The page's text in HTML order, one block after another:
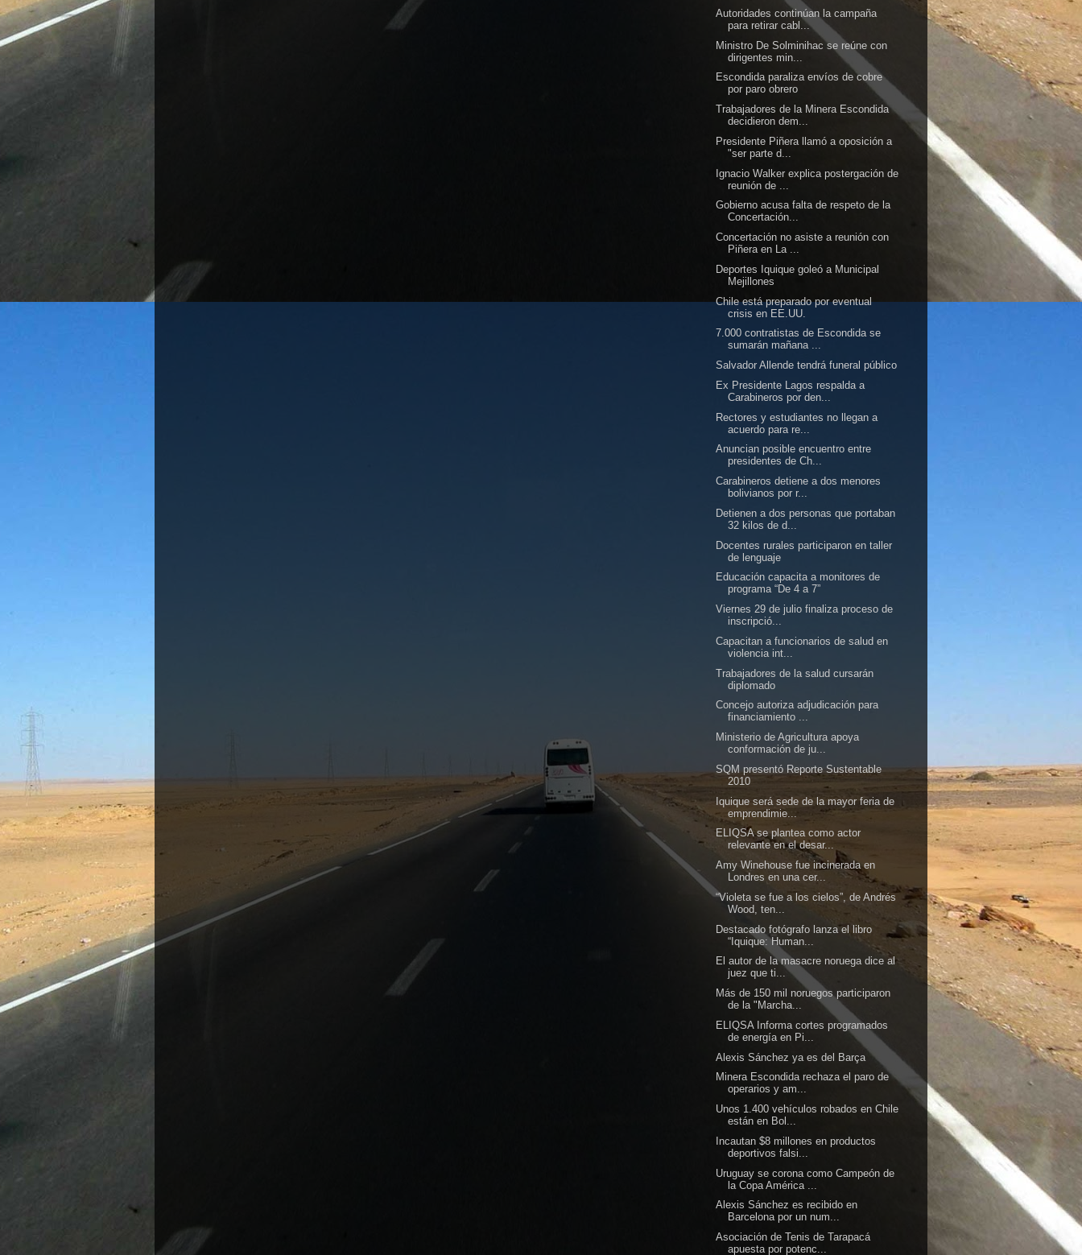
Autoridades continúan la campaña
para retirar cabl...
Ministro De Solminihac se reúne con
dirigentes min...
Escondida paraliza envíos de cobre
por paro obrero
Trabajadores de la Minera Escondida
decidieron dem...
Presidente Piñera llamó a oposición a
"ser parte d...
Ignacio Walker explica postergación de
reunión de ...
Gobierno acusa falta de respeto de la
Concertación...
Concertación no asiste a reunión con
Piñera en La ...
Deportes Iquique goleó a Municipal
Mejillones
Chile está preparado por eventual
crisis en EE.UU.
7.000 contratistas de Escondida se
sumarán mañana ...
Salvador Allende tendrá funeral público
Ex Presidente Lagos respalda a
Carabineros por den...
Rectores y estudiantes no llegan a
acuerdo para re...
Anuncian posible encuentro entre
presidentes de Ch...
Carabineros detiene a dos menores
bolivianos por r...
Detienen a dos personas que portaban
32 kilos de d...
Docentes rurales participaron en taller
de lenguaje
Educación capacita a monitores de
programa “De 4 a 7”
Viernes 29 de julio finaliza proceso de
inscripció...
Capacitan a funcionarios de salud en
violencia int...
Trabajadores de la salud cursarán
diplomado
Concejo autoriza adjudicación para
financiamiento ...
Ministerio de Agricultura apoya
conformación de ju...
SQM presentó Reporte Sustentable
2010
Iquique será sede de la mayor feria de
emprendimie...
ELIQSA se plantea como actor
relevante en el desar...
Amy Winehouse fue incinerada en
Londres en una cer...
“Violeta se fue a los cielos”, de Andrés
Wood, ten...
Destacado fotógrafo lanza el libro
“Iquique: Human...
El autor de la masacre noruega dice al
juez que ti...
Más de 150 mil noruegos participaron
de la "Marcha...
ELIQSA Informa cortes programados
de energía en Pi...
Alexis Sánchez ya es del Barça
Minera Escondida rechaza el paro de
operarios y am...
Unos 1.400 vehículos robados en Chile
están en Bol...
Incautan $8 millones en productos
deportivos falsi...
Uruguay se corona como Campeón de
la Copa América ...
Alexis Sánchez es recibido en
Barcelona por un num...
Asociación de Tenis de Tarapacá
apuesta por potenc...